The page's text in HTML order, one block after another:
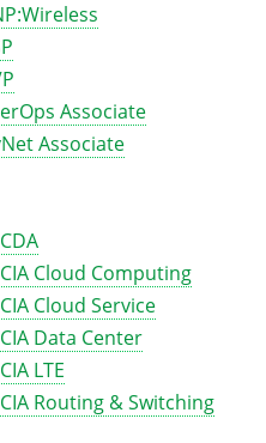
Associate
Associate
Cloud Computing
Cloud Service
Data Center
LTE
Routing & Switching